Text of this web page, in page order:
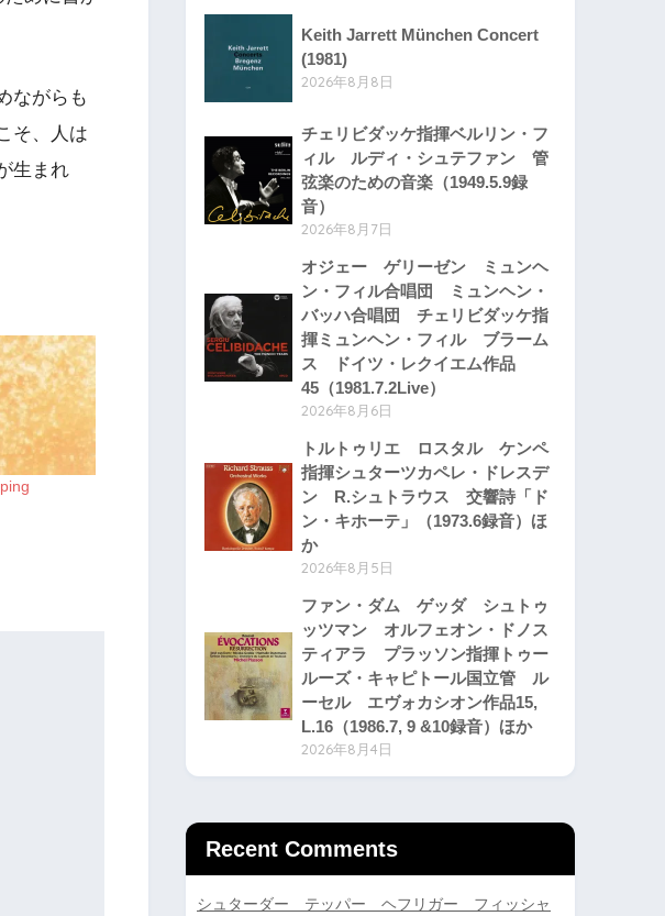
ながらも
そ、人は
生まれ
Keith Jarrett München Concert
(1981)
2026年8月8日
チェリビダッケ指揮ベルリン・フ
ィル ルディ・シュテファン 管
弦楽のための音楽（1949.5.9録
音）
2026年8月7日
オジェー ゲリーゼン ミュンヘ
ン・フィル合唱団 ミュンヘン・
バッハ合唱団 チェリビダッケ指
揮ミュンヘン・フィル ブラーム
ス ドイツ・レクイエム作品
45（1981.7.2Live）
2026年8月6日
トルトゥリエ ロスタル ケンペ
指揮シュターツカペレ・ドレスデ
ン R.シュトラウス 交響詩「ド
ン・キホーテ」（1973.6録音）ほ
か
2026年8月5日
ファン・ダム ゲッダ シュトゥ
ッツマン オルフェオン・ドノス
ティアラ プラッソン指揮トゥー
ルーズ・キャピトール国立管 ル
ーセル エヴォカシオン作品15,
L.16（1986.7, 9 &10録音）ほか
2026年8月4日
Recent Comments
シュターダー テッパー ヘフリガー フィッシャ